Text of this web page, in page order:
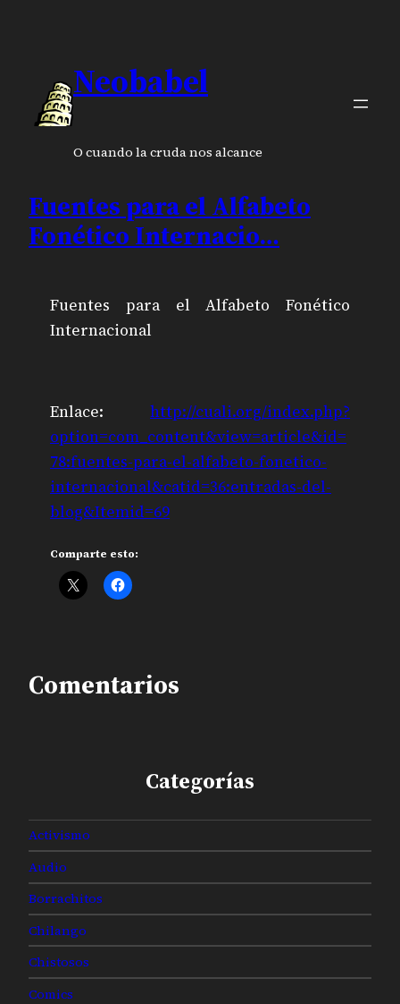
Neobabel
O cuando la cruda nos alcance
Fuentes para el Alfabeto
Fonético Internacio…
Fuentes para el Alfabeto Fonético
Internacional
Enlace: http://cuali.org/index.php?
option=com_content&view=article&id=
78:fuentes-para-el-alfabeto-fonetico-
internacional&catid=36:entradas-del-
blog&Itemid=69
Comparte esto:
Comentarios
Categorías
Activismo
Audio
Borrachitos
Chilango
Chistosos
Comics